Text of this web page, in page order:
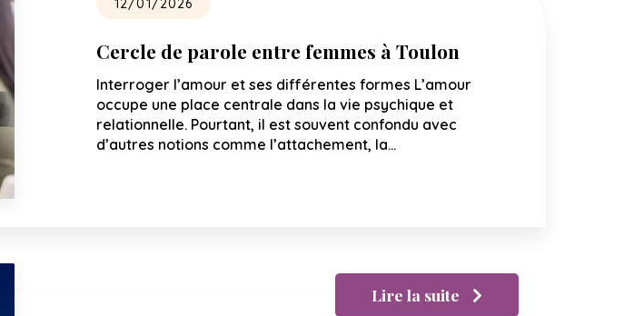
12/01/2026
Cercle de parole entre femmes à Toulon
Interroger l’amour et ses différentes formes L’amour
occupe une place centrale dans la vie psychique et
relationnelle. Pourtant, il est souvent confondu avec
d’autres notions comme l’attachement, la…
Lire la suite